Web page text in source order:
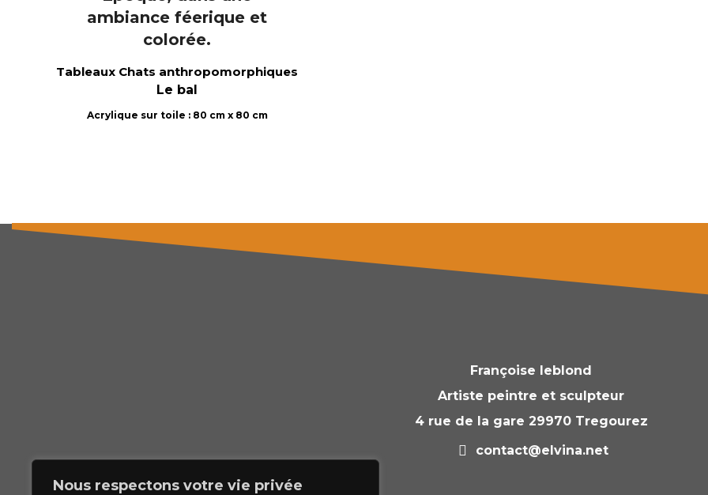
Nous respectons votre vie privée
Tableaux Chats anthropomorphiques
Le bal
Acrylique sur toile : 80 cm x 80 cm
Françoise leblond
Artiste peintre et sculpteur
4 rue de la gare 29970 Tregourez
contact@elvina.net